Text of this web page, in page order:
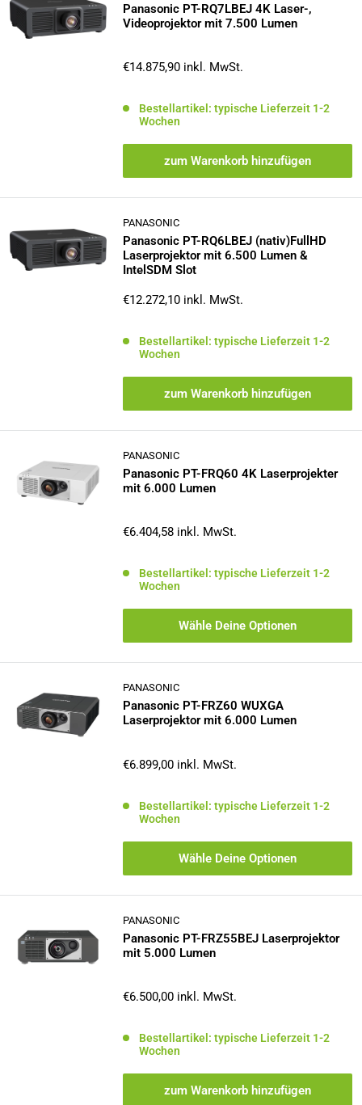
Panasonic PT-RQ7LBEJ 4K Laser-,
Videoprojektor mit 7.500 Lumen
Sonderpreis
€14.875,90 inkl. MwSt.
Bestellartikel: typische Lieferzeit 1-2
Wochen
zum Warenkorb hinzufügen
PANASONIC
Panasonic PT-RQ6LBEJ (nativ)FullHD
Laserprojektor mit 6.500 Lumen &
IntelSDM Slot
Sonderpreis
€12.272,10 inkl. MwSt.
Bestellartikel: typische Lieferzeit 1-2
Wochen
zum Warenkorb hinzufügen
PANASONIC
Panasonic PT-FRQ60 4K Laserprojekter
mit 6.000 Lumen
Sonderpreis
€6.404,58 inkl. MwSt.
Bestellartikel: typische Lieferzeit 1-2
Wochen
Wähle Deine Optionen
PANASONIC
Panasonic PT-FRZ60 WUXGA
Laserprojektor mit 6.000 Lumen
Sonderpreis
€6.899,00 inkl. MwSt.
Bestellartikel: typische Lieferzeit 1-2
Wochen
Wähle Deine Optionen
PANASONIC
Panasonic PT-FRZ55BEJ Laserprojektor
mit 5.000 Lumen
Sonderpreis
€6.500,00 inkl. MwSt.
Bestellartikel: typische Lieferzeit 1-2
Wochen
zum Warenkorb hinzufügen